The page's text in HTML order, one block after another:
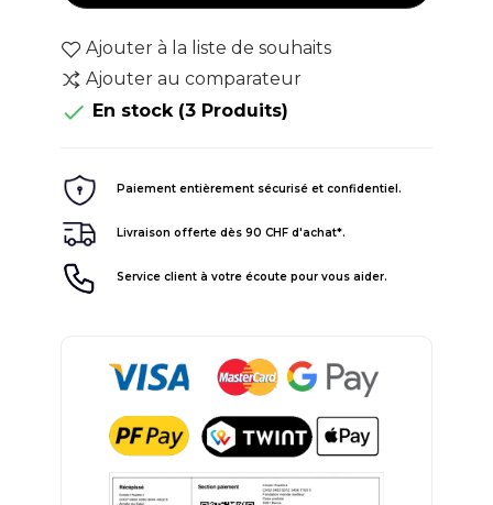
Ajouter à la liste de souhaits
Ajouter au comparateur
 En stock (3 Produits)
Paiement entièrement sécurisé et confidentiel.
Livraison offerte dès 90 CHF d'achat*.
Service client à votre écoute pour vous aider.